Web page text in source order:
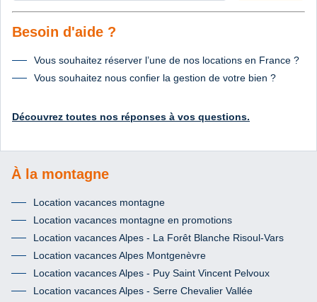
Besoin d'aide ?
Vous souhaitez réserver l’une de nos locations en France ?
Vous souhaitez nous confier la gestion de votre bien ?
Découvrez toutes nos réponses à vos questions.
À la montagne
Location vacances montagne
Location vacances montagne en promotions
Location vacances Alpes - La Forêt Blanche Risoul-Vars
Location vacances Alpes Montgenèvre
Location vacances Alpes - Puy Saint Vincent Pelvoux
Location vacances Alpes - Serre Chevalier Vallée